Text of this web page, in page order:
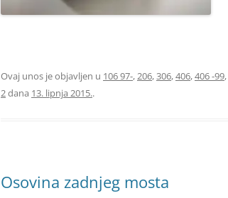
Ovaj unos je objavljen u 106 97-,206,306,406,406 -99,
2dana 13. lipnja 2015..
Osovina zadnjeg mosta